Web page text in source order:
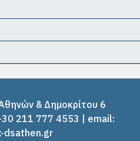
& Δημοκρίτου 6
211 777 4553 | email:
dsathen.gr